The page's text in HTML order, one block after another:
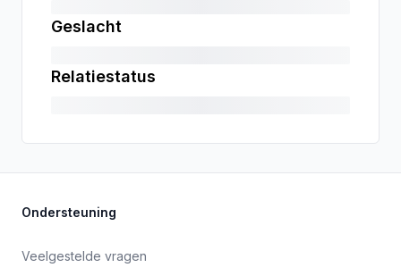
Geslacht
Relatiestatus
Ondersteuning
Veelgestelde vragen